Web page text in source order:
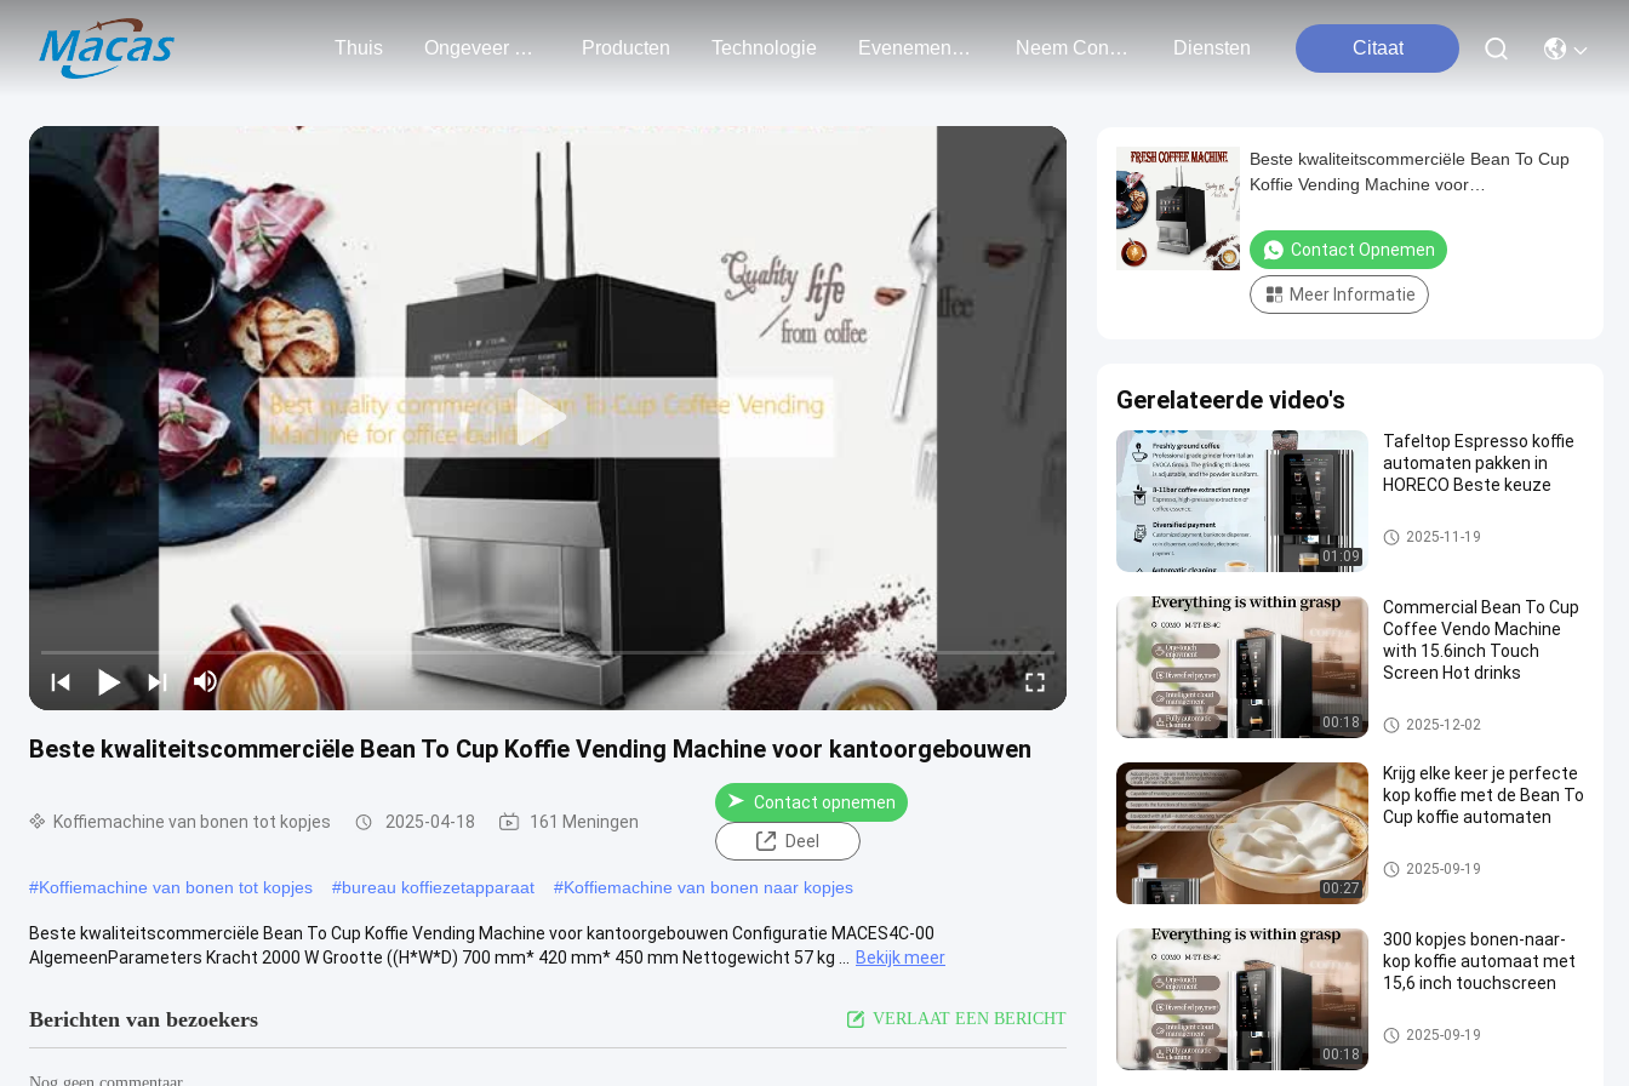
Thuis Ongeveer Ons Producten Technologie Evenementen Neem Contact Met Ons Op Diensten Citaat
Beste kwaliteitscommerciële Bean To Cup Koffie Vending Machine voor kantoorgebouwen
Koffiemachine van bonen tot kopjes 2025-04-18 161 Meningen
Contact opnemen
Deel
#Koffiemachine van bonen tot kopjes #bureau koffiezetapparaat #Koffiemachine van bonen naar kopjes
Beste kwaliteitscommerciële Bean To Cup Koffie Vending Machine voor kantoorgebouwen Configuratie MACES4C-00
AlgemeenParameters Kracht 2000 W Grootte ((H*W*D) 700 mm* 420 mm* 450 mm Nettogewicht 57 kg ...
Bekijk meer
Berichten van bezoekers VERLAAT EEN BERICHT
Nog geen commentaar
Beste kwaliteitscommerciële Bean To Cup
Koffie Vending Machine voor
Contact Opnemen
Meer Informatie
Gerelateerde video's
01:09
Tafeltop Espresso koffie
automaten pakken in
HORECO Beste keuze
Koffiemachine van bonen tot k
opjes
2025-11-19
00:18
Commercial Bean To Cup
Coffee Vendo Machine
with 15.6inch Touch
Screen Hot drinks
Koffiemachine van bonen tot k
opjes
2025-12-02
00:27
Krijg elke keer je perfecte
kop koffie met de Bean To
Cup koffie automaten
Koffiemachine van bonen tot k
opjes
2025-09-19
00:18
300 kopjes bonen-naar-
kop koffie automaat met
15,6 inch touchscreen
Koffiemachine van bonen tot k
opjes
2025-09-19